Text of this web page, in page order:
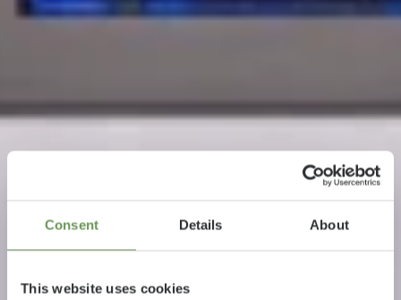
Consent Details About
This website uses cookies